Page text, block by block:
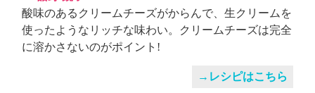
酸味のあるクリームチーズがからんで、生クリームを
使ったようなリッチな味わい。クリームチーズは完全
に溶かさないのがポイント!
→レシピはこちら